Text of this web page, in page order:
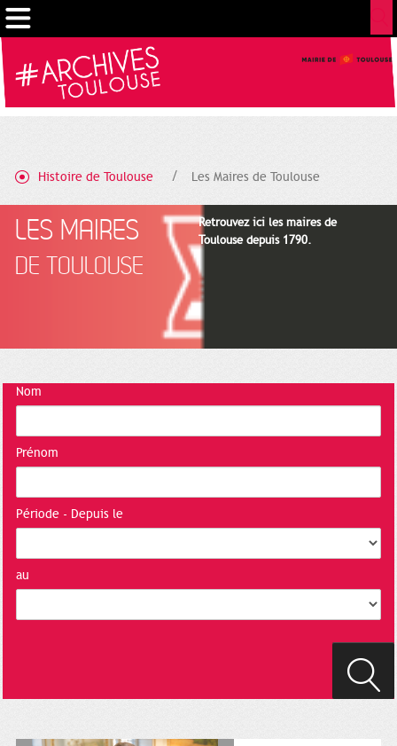
Histoire de Toulouse Les Maires de Toulouse
LES MAIRES
DE TOULOUSE
Retrouvez ici les maires de
Toulouse depuis 1790.
Nom
Prénom
Période - Depuis le
au
Gestion de vos préférences sur les cookies